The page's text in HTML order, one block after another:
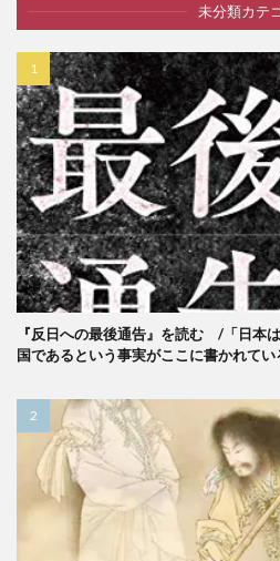
未分類カテ
『反日への最後通告』を読む /「日本
国であるという事実がここに書かれてい